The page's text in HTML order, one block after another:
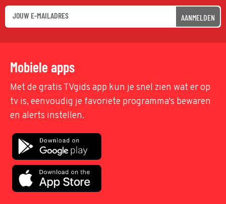
AANMELDEN
Mobiele apps
Met de gratis TVgids app kun je snel zien wat er op
tv is, eenvoudig je favoriete programma's bewaren
en alerts instellen.